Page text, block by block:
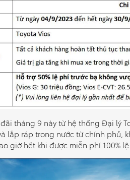
tháng 9 này từ hệ thống Đại lý
lắp ráp trong nước từ chính phủ,
giờ hết khi được miễn phí 100%